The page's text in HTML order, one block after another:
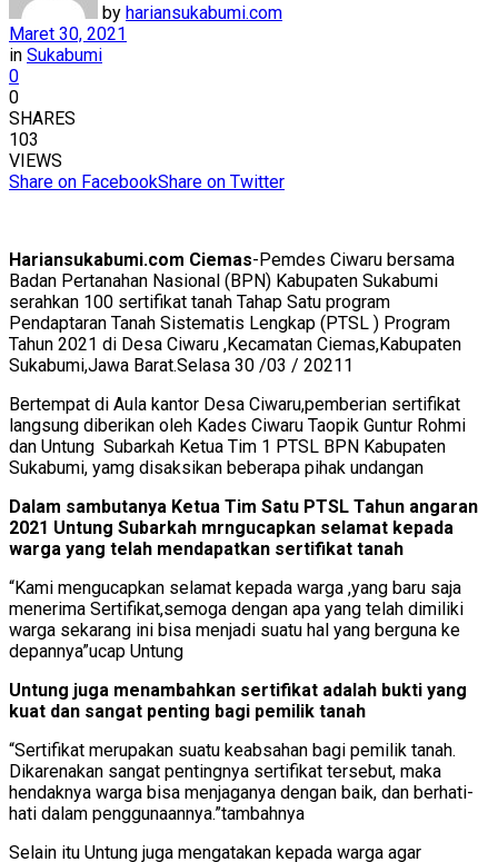
by hariansukabumi.com
Maret 30, 2021
in Sukabumi
0
0
SHARES
103
VIEWS
Share on FacebookShare on Twitter
Hariansukabumi.com Ciemas-Pemdes Ciwaru bersama
Badan Pertanahan Nasional (BPN) Kabupaten Sukabumi
serahkan 100 sertifikat tanah Tahap Satu program
Pendaptaran Tanah Sistematis Lengkap (PTSL ) Program
Tahun 2021 di Desa Ciwaru ,Kecamatan Ciemas,Kabupaten
Sukabumi,Jawa Barat.Selasa 30 /03 / 20211
Bertempat di Aula kantor Desa Ciwaru,pemberian sertifikat
langsung diberikan oleh Kades Ciwaru Taopik Guntur Rohmi
dan Untung Subarkah Ketua Tim 1 PTSL BPN Kabupaten
Sukabumi, yamg disaksikan beberapa pihak undangan
Dalam sambutanya Ketua Tim Satu PTSL Tahun angaran
2021 Untung Subarkah mrngucapkan selamat kepada
warga yang telah mendapatkan sertifikat tanah
“Kami mengucapkan selamat kepada warga ,yang baru saja
menerima Sertifikat,semoga dengan apa yang telah dimiliki
warga sekarang ini bisa menjadi suatu hal yang berguna ke
depannya”ucap Untung
Untung juga menambahkan sertifikat adalah bukti yang
kuat dan sangat penting bagi pemilik tanah
“Sertifikat merupakan suatu keabsahan bagi pemilik tanah.
Dikarenakan sangat pentingnya sertifikat tersebut, maka
hendaknya warga bisa menjaganya dengan baik, dan berhati-
hati dalam penggunaannya.”tambahnya
Selain itu Untung juga mengatakan kepada warga agar